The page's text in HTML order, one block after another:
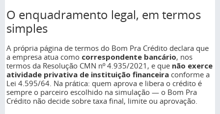
O enquadramento legal, em termos
simples
A própria página de termos do Bom Pra Crédito declara que
a empresa atua como correspondente bancário, nos
termos da Resolução CMN nº 4.935/2021, e que não exerce
atividade privativa de instituição financeira conforme a
Lei 4.595/64. Na prática: quem aprova e libera o crédito é
sempre o parceiro escolhido na simulação — o Bom Pra
Crédito não decide sobre taxa final, limite ou aprovação.